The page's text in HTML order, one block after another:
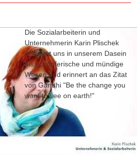
Die Sozialarbeiterin und
Unternehmerin Karin Plischek
ermahnt uns in unserem Dasein
als schöpferische und mündige
Wesen und erinnert an das Zitat
von Gandhi "Be the change you
want to see on earth!"